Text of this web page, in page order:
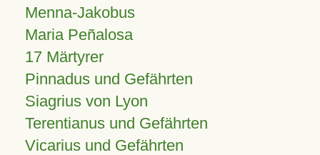
Menna-Jakobus
Maria Peñalosa
17 Märtyrer
Pinnadus und Gefährten
Siagrius von Lyon
Terentianus und Gefährten
Vicarius und Gefährten